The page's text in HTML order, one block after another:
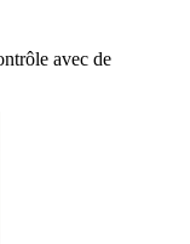
avec de